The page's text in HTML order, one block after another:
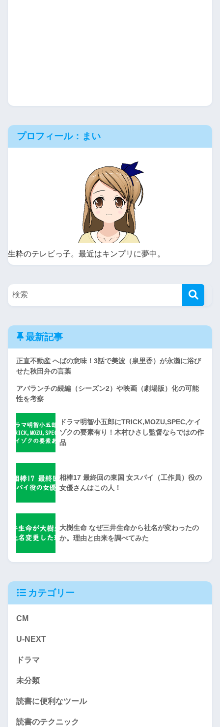
プロフィール：まい
生粋のテレビっ子。最近はキンプリに夢中。
最新記事
正直不動産 へばの意味！3話で美波（泉里香）が永瀬に浴び
せた秋田弁の言葉
アバランチの続編（シーズン2）や映画（劇場版）化の可能
性を考察
ドラマ明智小五郎にTRICK,MOZU,SPEC,ケイ
ゾクの要素有り！木村ひさし監督ならではの作
品
相棒17 最終回の東国 女スパイ（工作員）役の
女優さんはこの人！
大樹生命 なぜ三井生命から社名が変わったの
か。理由と由来を調べてみた
カテゴリー
CM
U-NEXT
ドラマ
未分類
読書に便利なツール
読書のテクニック